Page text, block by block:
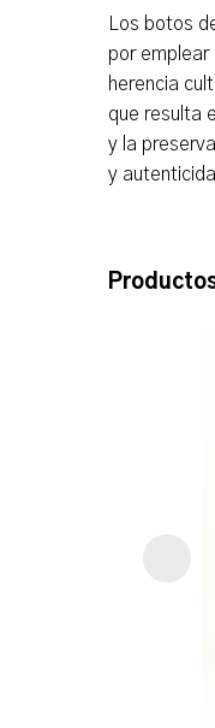
Los botos
por
herencia
que resulta
y la
y